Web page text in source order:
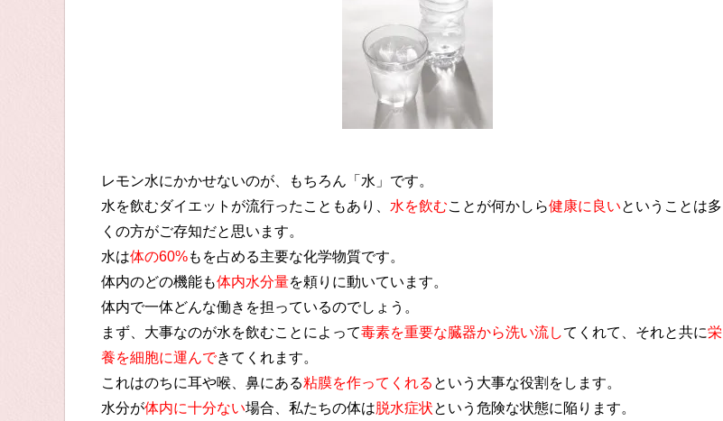
レモン水にかかせないのが、もちろん「水」です。
水を飲むダイエットが流行ったこともあり、 水を飲むことが何かしら健康に良いということは多
くの方がご存知だと思います。
水は体の60%もを占める主要な化学物質です。
体内のどの機能も体内水分量を頼りに動いています。
体内で一体どんな働きを担っているのでしょう。
まず、大事なのが水を飲むことによって毒素を重要な臓器から洗い流してくれて、それと共に栄
養を細胞に運んできてくれます。
これはのちに耳や喉、鼻にある粘膜を作ってくれる という大事な役割をします。
水分が体内に十分ない場合、私たちの体は脱水症状という危険な状態に陥ります。